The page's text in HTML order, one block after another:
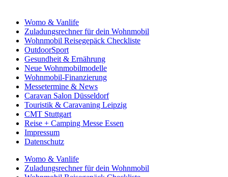
Womo & Vanlife
Zuladungsrechner für dein Wohnmobil
Wohnmobil Reisegepäck Checkliste
OutdoorSport
Gesundheit & Ernährung
Neue Wohnmobilmodelle
Wohnmobil-Finanzierung
Messetermine & News
Caravan Salon Düsseldorf
Touristik & Caravaning Leipzig
CMT Stuttgart
Reise + Camping Messe Essen
Impressum
Datenschutz
Womo & Vanlife
Zuladungsrechner für dein Wohnmobil